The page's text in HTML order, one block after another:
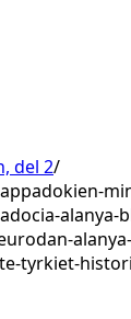
del 2
alanya-
tyrkiet-